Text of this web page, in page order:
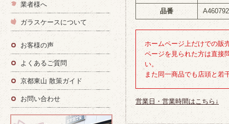
品番
ホームページ上だけでの販
ページを見られた方は直接
い。
また同一商品でも店頭と若
営業日・営業時間はこちら↓
業者様へ
ガラスケースについて
お客様の声
よくあるご質問
京都東山 散策ガイド
お問い合わせ